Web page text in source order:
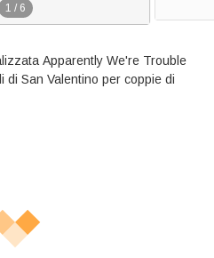
1 / 6
Apparently We're Trouble
di San Valentino per coppie di